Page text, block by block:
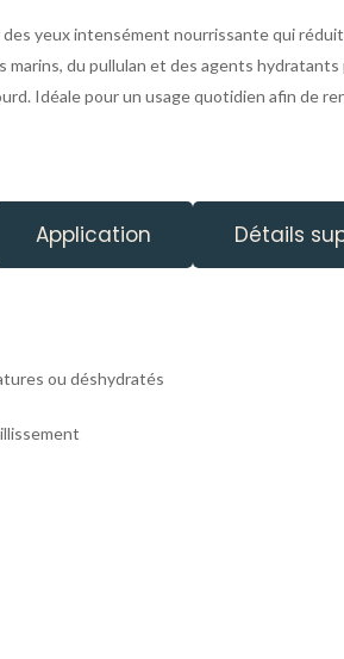
yeux intensément nourrissante qui
du pullulan et des agents
Idéale pour un usage quotidien afin de
Application Détails
ou déshydratés